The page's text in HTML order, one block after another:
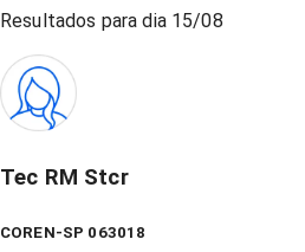
Resultados para dia 15/08
Tec RM Stcr
COREN-SP 063018